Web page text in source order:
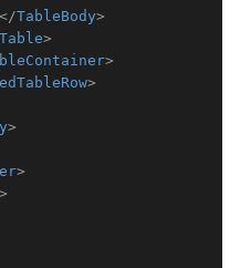
</TableBody>
Table>
>
>
>
>
>